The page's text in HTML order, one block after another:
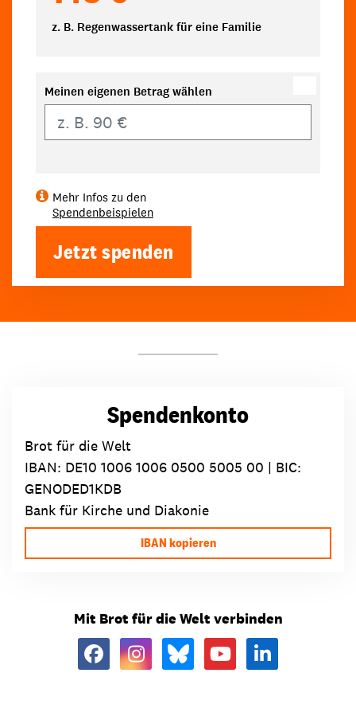
z. B. Regenwassertank für eine Familie
Meinen eigenen Betrag wählen
Mehr Infos zu den
Spendenbeispielen
Jetzt spenden
Spendenkonto
Brot für die Welt
IBAN: DE10 1006 1006 0500 5005 00 | BIC:
GENODED1KDB
Bank für Kirche und Diakonie
IBAN kopieren
Mit Brot für die Welt verbinden